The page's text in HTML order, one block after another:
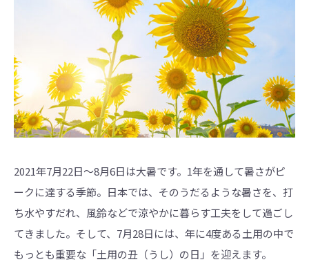
2021年7月22日～8月6日は大暑です。1年を通して暑さがピ
ークに達する季節。日本では、そのうだるような暑さを、打
ち水やすだれ、風鈴などで涼やかに暮らす工夫をして過ごし
てきました。そして、7月28日には、年に4度ある土用の中で
もっとも重要な「土用の丑（うし）の日」を迎えます。